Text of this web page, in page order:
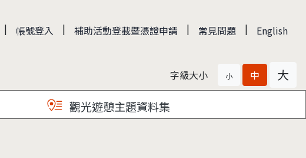
| 帳號登入 | 補助活動登載暨憑證申請 | 常見問題 | English
字級大小 小 中 大
觀光遊憩主題資料集